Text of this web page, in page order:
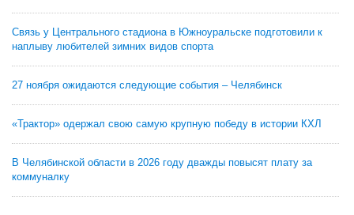
Связь у Центрального стадиона в Южноуральске подготовили к
наплыву любителей зимних видов спорта
27 ноября ожидаются следующие события – Челябинск
«Трактор» одержал свою самую крупную победу в истории КХЛ
В Челябинской области в 2026 году дважды повысят плату за
коммуналку